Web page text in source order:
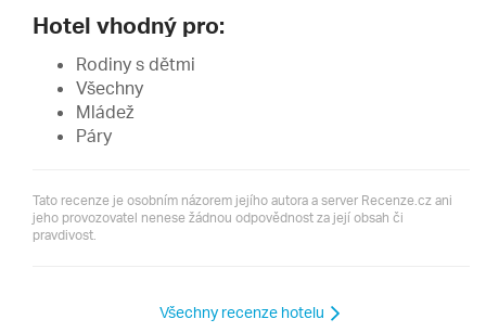
Hotel vhodný pro:
Rodiny s dětmi
Všechny
Mládež
Páry
Tato recenze je osobním názorem jejího autora a server Recenze.cz ani
jeho provozovatel nenese žádnou odpovědnost za její obsah či
pravdivost.
Všechny recenze hotelu